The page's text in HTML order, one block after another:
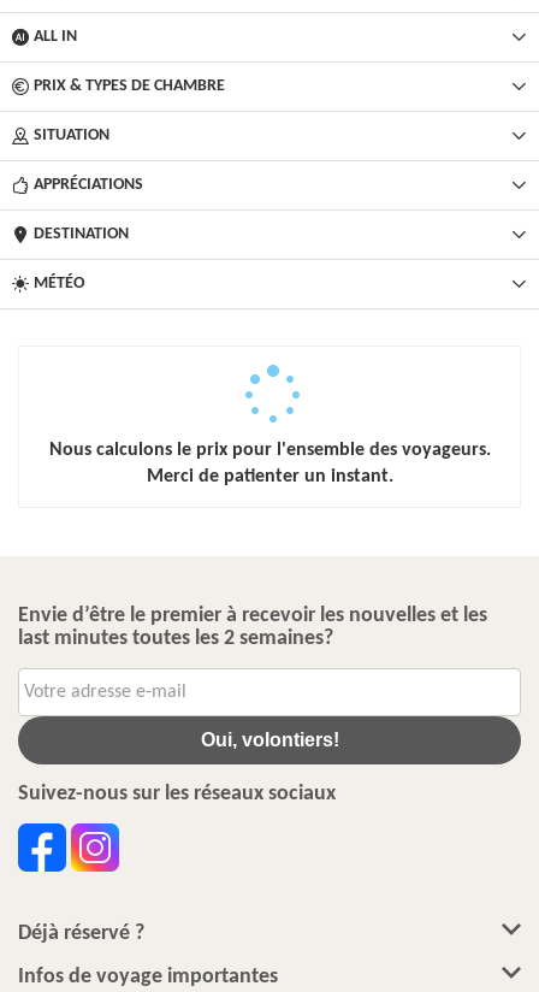
ALL IN
PRIX & TYPES DE CHAMBRE
SITUATION
APPRÉCIATIONS
DESTINATION
MÉTÉO
Nous calculons le prix pour l'ensemble des voyageurs.
Merci de patienter un instant.
Envie d’être le premier à recevoir les nouvelles et les
last minutes toutes les 2 semaines?
Oui, volontiers!
Suivez-nous sur les réseaux sociaux
Déjà réservé ?
Infos de voyage importantes